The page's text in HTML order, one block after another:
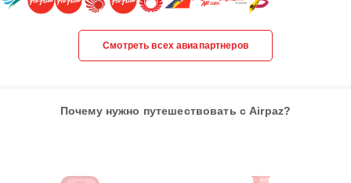
Смотреть всех авиапартнеров
Почему нужно путешествовать с Airpaz?